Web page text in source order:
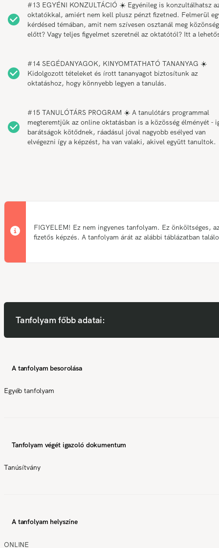
#13 EGYÉNI KONZULTÁCIÓ ☀️ Egyénileg is konzultálhatsz
oktatókkal, amiért nem kell plusz pénzt fizetned. Felmerül
kérdésed témában, amit nem szívesen osztanál meg közönség
előtt? Vagy teljes figyelmet szeretnél az oktatótól? Itt a
#14 SEGÉDANYAGOK, KINYOMTATHATÓ TANANYAG ☀️
Kidolgozott tételeket és írott tananyagot biztosítunk az
oktatáshoz, hogy könnyebb legyen a tanulás.
#15 TANULÓTÁRS PROGRAM ☀️ A tanulótárs programmal
megteremtjük az online oktatásban is a közösség élményét -
barátságok kötődnek, ráadásul jóval nagyobb esélyed van
elvégezni így a képzést, ha van valaki, akivel együtt tanultok.
FIGYELEM! Ez nem ingyenes tanfolyam. Ez önköltséges,
fizetős képzés. A tanfolyam árát az alábbi táblázatban
Tanfolyam főbb adatai:
A tanfolyam besorolása
Egyéb tanfolyam
Tanfolyam végét igazoló dokumentum
Tanúsítvány
A tanfolyam helyszíne
ONLINE